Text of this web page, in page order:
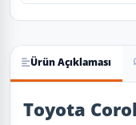
Ürün Açıklaması
Ürün Açıklaması
Toyota